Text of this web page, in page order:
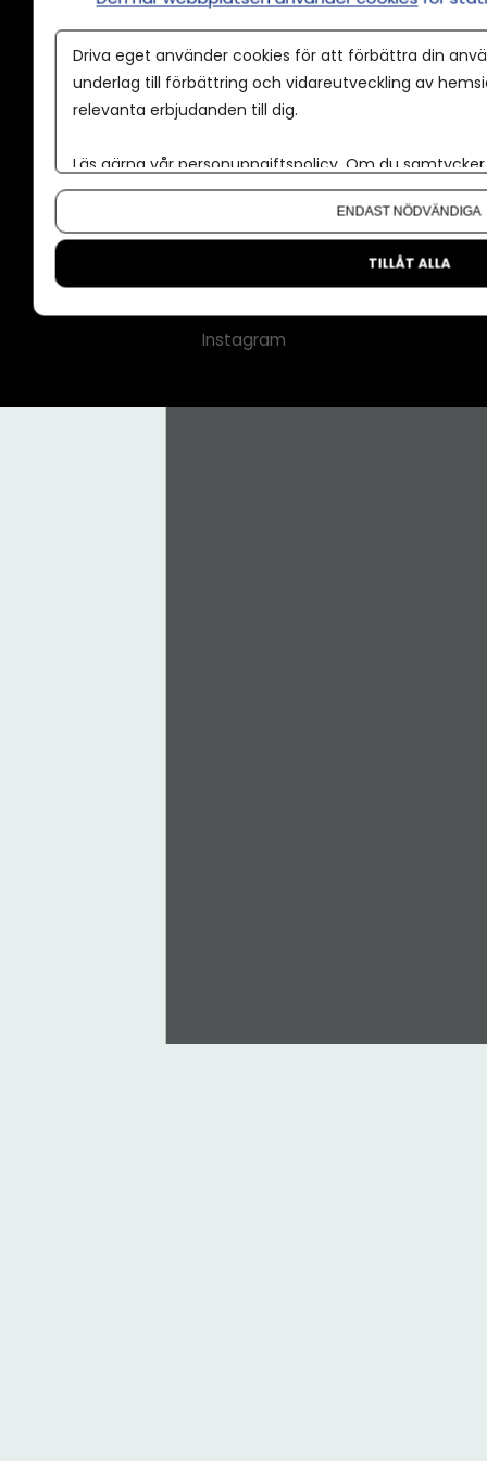
Annonspolicy
Tillgänglighet
Kontakt
Nyhetsbrev
CMS för medier
Instagram
Driva eget använder cookies för att förbättra din
underlag till förbättring och vidareutveckling av
relevanta erbjudanden till dig.
Läs gärna vår personuppgiftspolicy. Om du
Om du vill ändra ditt val i efterhand hittar du den
ENDAST NÖDVÄNDIGA
TILLÅT ALLA